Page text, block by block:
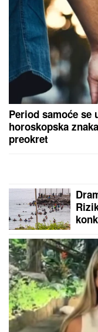
(FOTO)
SUVOM LUKSUZU
u bazenu, a